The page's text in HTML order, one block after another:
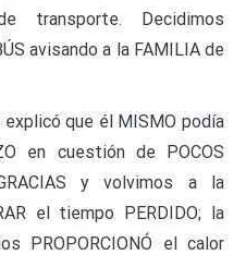
transporte. Decidimos
avisando a la FAMILIA de
explicó que él MISMO podía
en cuestión de POCOS
y volvimos a la
el tiempo PERDIDO; la
PROPORCIONÓ el calor